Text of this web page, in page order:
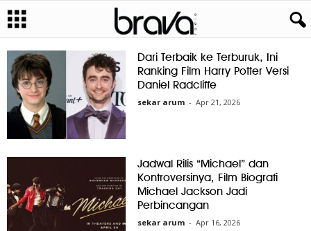
Dari Terbaik ke Terburuk, Ini
Ranking Film Harry Potter Versi
Daniel Radcliffe
sekar arum - Apr 21, 2026
Jadwal Rilis “Michael” dan
Kontroversinya, Film Biografi
Michael Jackson Jadi
Perbincangan
sekar arum - Apr 16, 2026